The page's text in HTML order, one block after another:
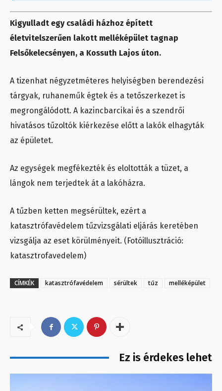
Kigyulladt egy családi házhoz épített
életvitelszerűen lakott melléképület tagnap
Felsőkelecsényen, a Kossuth Lajos úton.
A tizenhat négyzetméteres helyiségben berendezési
tárgyak, ruhaneműk égtek és a tetőszerkezet is
megrongálódott. A kazincbarcikai és a szendrői
hivatásos tűzoltók kiérkezése előtt a lakók elhagyták
az épületet.
Az egységek megfékezték és eloltották a tüzet, a
lángok nem terjedtek át a lakóházra.
A tűzben ketten megsérültek, ezért a
katasztrófavédelem tűzvizsgálati eljárás keretében
vizsgálja az eset körülményeit. (Fotóillusztráció:
katasztrofavedelem)
CÍMKÉK katasztrófavédelem sérültek tűz melléképület
Ez is érdekes lehet